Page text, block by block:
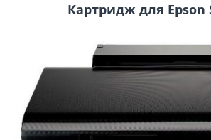
Картридж для Epson